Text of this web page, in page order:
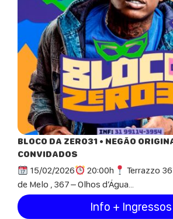
BLOCO DA ZERO31 • NEGÃO
CONVIDADOS
15/02/2026 20:00h
Terrazzo
de Melo , 367 – Olhos d’Água...
Info + Ingressos